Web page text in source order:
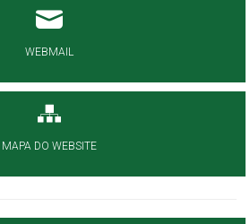
WEBMAIL
MAPA DO WEBSITE